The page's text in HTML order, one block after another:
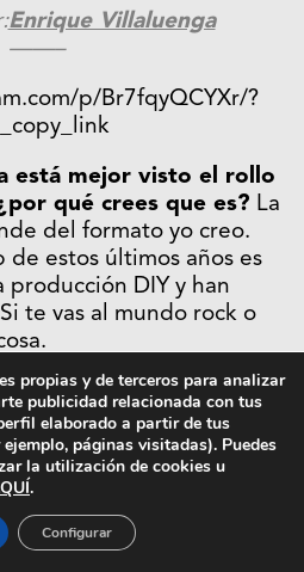
Enrique Villaluenga
——–
p/Br7fqyQCYXr/?
está mejor visto el rollo
qué crees que es? La
del formato yo creo.
de estos últimos años es
producción DIY y han
te vas al mundo rock o
se seguirá
Usar lo que uno tiene y
de posibilidades. Al
has grabado un álbum
con los elementos mas
pueda encontrar algo
propias y de terceros para analizar
publicidad relacionada con tus
elaborado a partir de tus
páginas visitadas). Puedes
la utilización de cookies u
.
Configurar